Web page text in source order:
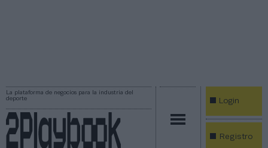
La plataforma de negocios para la industria del
deporte
Login
Registro